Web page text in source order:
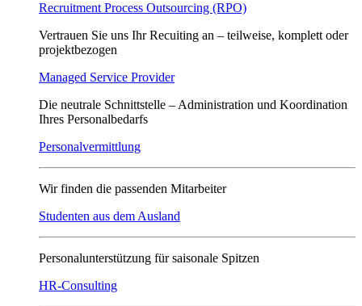
Recruitment Process Outsourcing (RPO)
Vertrauen Sie uns Ihr Recuiting an – teilweise, komplett oder
projektbezogen
Managed Service Provider
Die neutrale Schnittstelle – Administration und Koordination
Ihres Personalbedarfs
Personalvermittlung
Wir finden die passenden Mitarbeiter
Studenten aus dem Ausland
Personalunterstützung für saisonale Spitzen
HR-Consulting